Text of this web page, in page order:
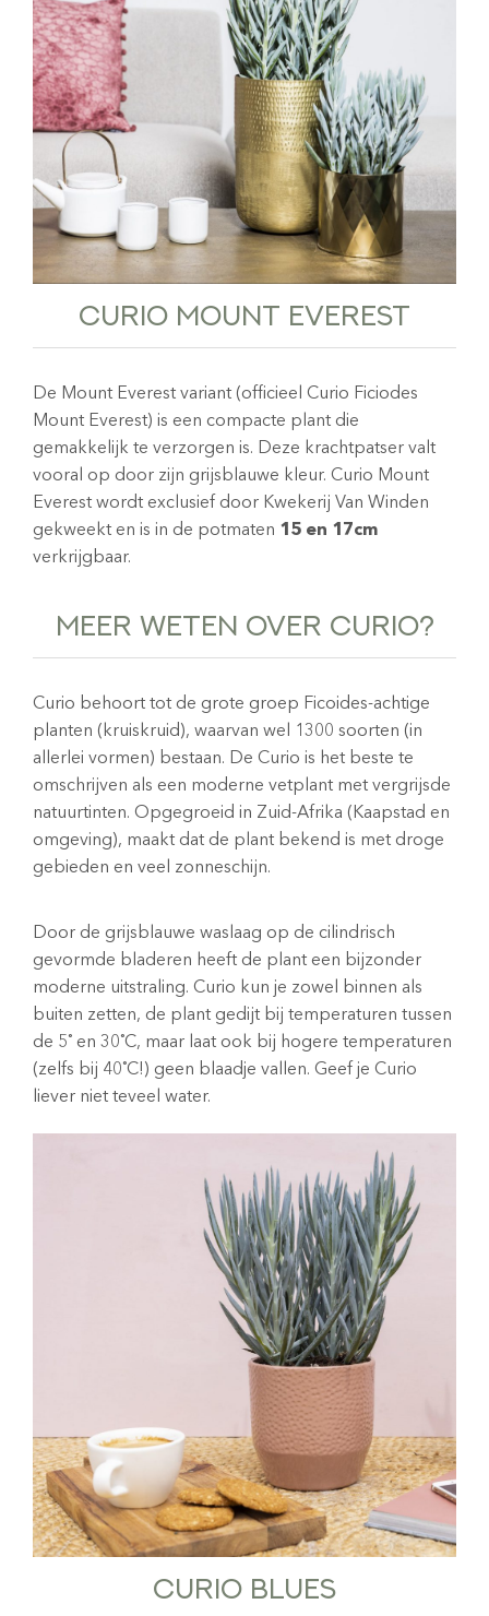
CURIO MOUNT EVEREST
De Mount Everest variant (officieel Curio Ficiodes
Mount Everest) is een compacte plant die
gemakkelijk te verzorgen is. Deze krachtpatser valt
vooral op door zijn grijsblauwe kleur. Curio Mount
Everest wordt exclusief door Kwekerij Van Winden
gekweekt en is in de potmaten 15 en 17cm
verkrijgbaar.
MEER WETEN OVER CURIO?
Curio behoort tot de grote groep Ficoides-achtige
planten (kruiskruid), waarvan wel 1300 soorten (in
allerlei vormen) bestaan. De Curio is het beste te
omschrijven als een moderne vetplant met vergrijsde
natuurtinten. Opgegroeid in Zuid-Afrika (Kaapstad en
omgeving), maakt dat de plant bekend is met droge
gebieden en veel zonneschijn.
Door de grijsblauwe waslaag op de cilindrisch
gevormde bladeren heeft de plant een bijzonder
moderne uitstraling. Curio kun je zowel binnen als
buiten zetten, de plant gedijt bij temperaturen tussen
de 5˚ en 30˚C, maar laat ook bij hogere temperaturen
(zelfs bij 40˚C!) geen blaadje vallen. Geef je Curio
liever niet teveel water.
CURIO BLUES